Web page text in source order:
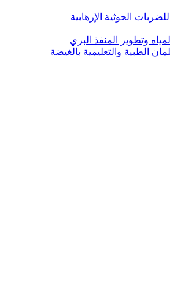
الحوثية الإرهابية
وتطوير المنفذ البري
الطبية والتعليمية بالغيضة